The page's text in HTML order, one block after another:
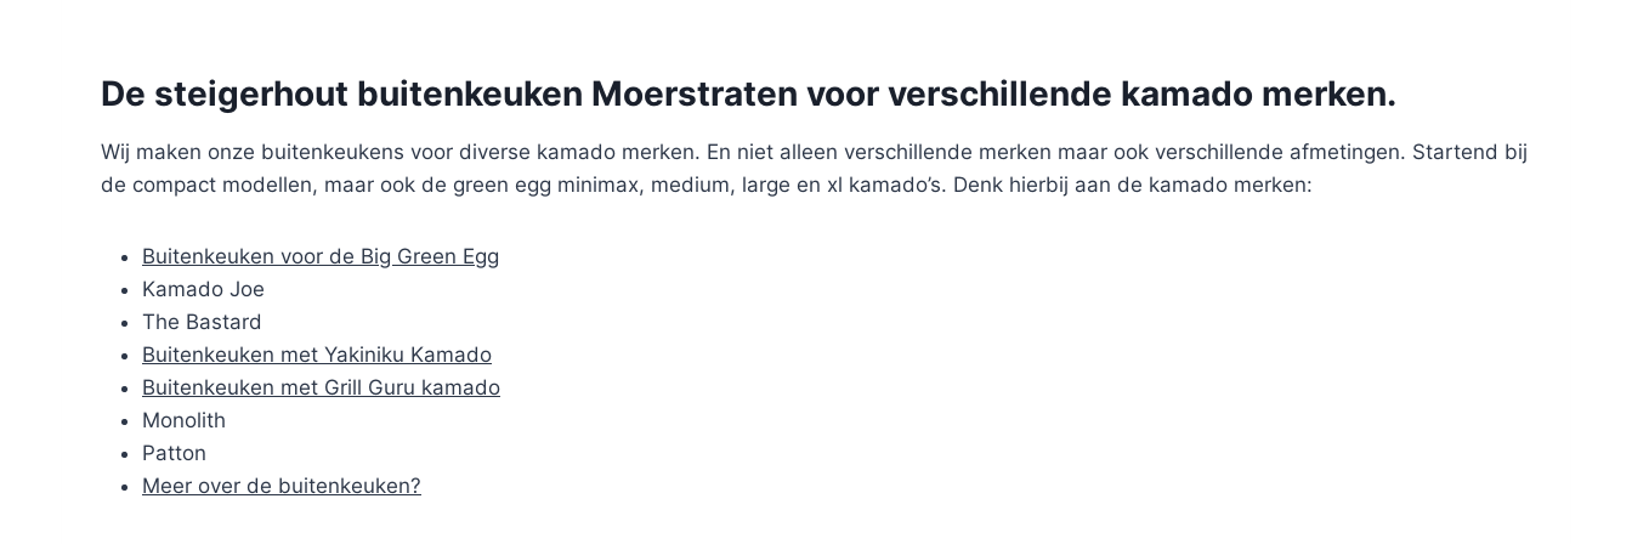
De steigerhout buitenkeuken Moerstraten voor verschillende kamado merken.
Wij maken onze buitenkeukens voor diverse kamado merken. En niet alleen verschillende merken maar ook verschillende afmetingen. Startend bij
de compact modellen, maar ook de green egg minimax, medium, large en xl kamado’s. Denk hierbij aan de kamado merken:
Buitenkeuken voor de Big Green Egg
Kamado Joe
The Bastard
Buitenkeuken met Yakiniku Kamado
Buitenkeuken met Grill Guru kamado
Monolith
Patton
Meer over de buitenkeuken?